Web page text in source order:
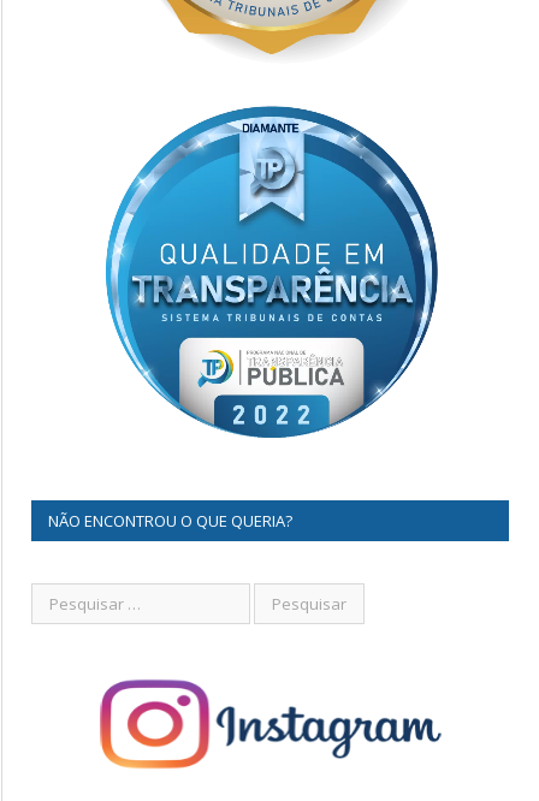
NÃO ENCONTROU O QUE QUERIA?